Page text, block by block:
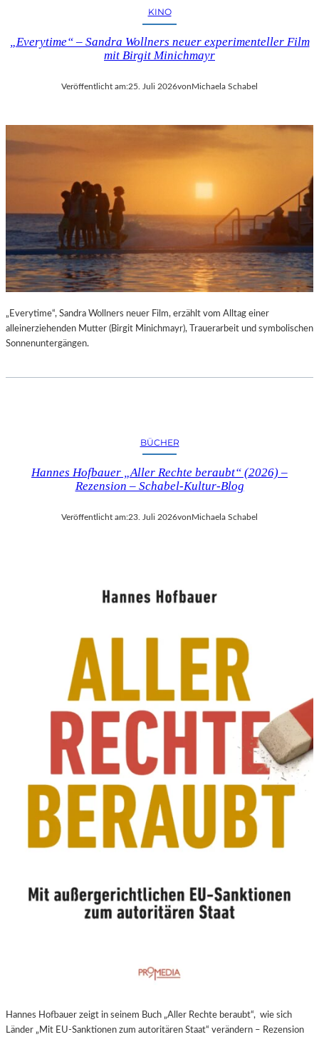
KINO
„Everytime“ – Sandra Wollners neuer experimenteller Film
mit Birgit Minichmayr
Veröffentlicht am:25. Juli 2026vonMichaela Schabel
„Everytime“, Sandra Wollners neuer Film, erzählt vom Alltag einer
alleinerziehenden Mutter (Birgit Minichmayr), Trauerarbeit und symbolischen
Sonnenuntergängen.
BÜCHER
Hannes Hofbauer „Aller Rechte beraubt“ (2026) –
Rezension – Schabel-Kultur-Blog
Veröffentlicht am:23. Juli 2026vonMichaela Schabel
Hannes Hofbauer zeigt in seinem Buch „Aller Rechte beraubt“, wie sich
Länder „Mit EU-Sanktionen zum autoritären Staat“ verändern – Rezension